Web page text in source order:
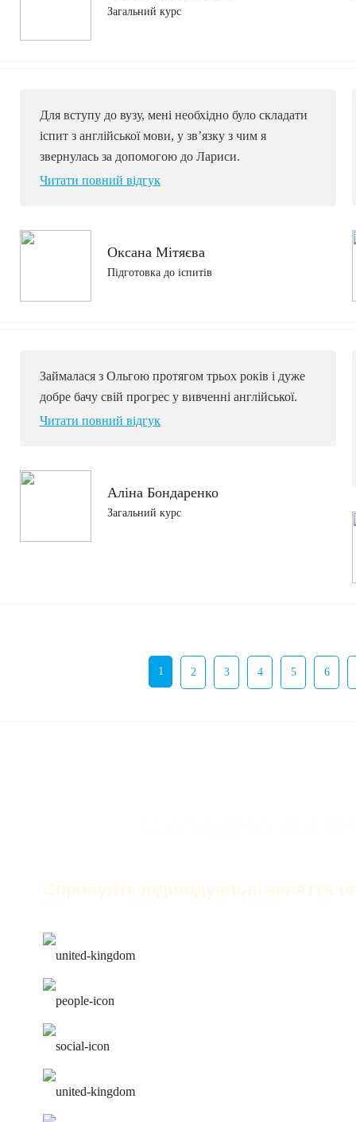
Загальний курс
Для вступу до вузу, мені необхідно було складати
іспит з англійської мови, у звʼязку з чим я
звернулась за допомогою до Лариси.
Читати повний відгук
Оксана Мітяєва
Підготовка до іспитів
Займалася з Ольгою протягом трьох років і дуже
добре бачу свій прогрес у вивченні англійської.
Читати повний відгук
Аліна Бондаренко
Загальний курс
1 2 3 4 5 6
Спробуйте індивідуальні заняття